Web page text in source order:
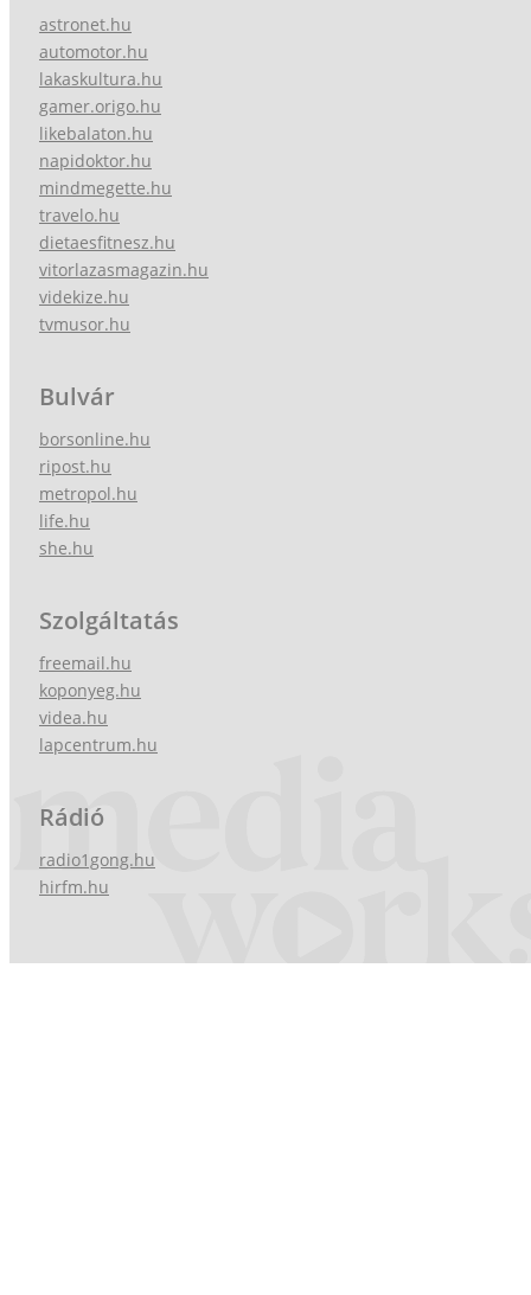
astronet.hu
automotor.hu
lakaskultura.hu
gamer.origo.hu
likebalaton.hu
napidoktor.hu
mindmegette.hu
travelo.hu
dietaesfitnesz.hu
vitorlazasmagazin.hu
videkize.hu
tvmusor.hu
Bulvár
borsonline.hu
ripost.hu
metropol.hu
life.hu
she.hu
Szolgáltatás
freemail.hu
koponyeg.hu
videa.hu
lapcentrum.hu
Rádió
radio1gong.hu
hirfm.hu